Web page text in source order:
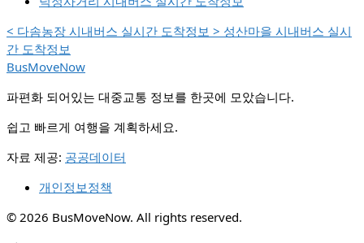
< 다솜농장 시내버스 실시간 도착정보 > 성산마을 시내버스 실시
간 도착정보
BusMoveNow
파편화 되어있는 대중교통 정보를 한곳에 모았습니다.
쉽고 빠르게 여행을 계획하세요.
자료 제공: 공공데이터
개인정보정책
© 2026 BusMoveNow. All rights reserved.